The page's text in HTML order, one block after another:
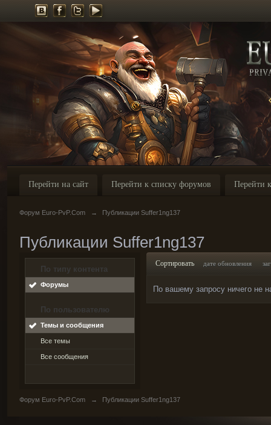
Перейти на сайт Перейти к списку форумов Перейти
Форум Euro-PvP.Com → Публикации Suffer1ng137
Публикации Suffer1ng137
По типу контента
Форумы
По пользователю
Темы и сообщения
Все темы
Все сообщения
Сортировать дате обновления
По вашему запросу ничего не
Форум Euro-PvP.Com → Публикации Suffer1ng137